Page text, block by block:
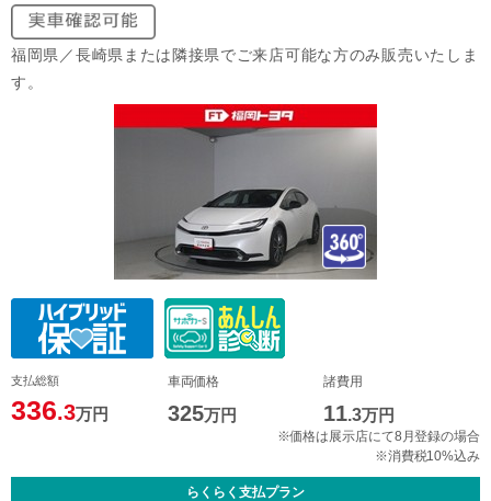
福岡県／長崎県または隣接県でご来店可能な方のみ販売いたしま
す。
支払総額
336.3万円
車両価格
325万円
諸費用
11.3万円
※価格は展示店にて8月登録の場合
※消費税10%込み
らくらく支払プラン